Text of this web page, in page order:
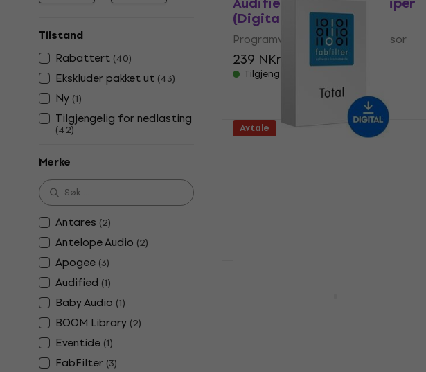
Tilstand
Rabattert (40)
Ekskluder pakket ut (43)
Ny (1)
Tilgjengelig for nedlasting
(42)
Merke
Antares (2)
Antelope Audio (2)
Apogee (3)
Audified (1)
Baby Audio (1)
BOOM Library (2)
Eventide (1)
FabFilter (3)
(Digitalt produkt)
Programvare-plugin FX-prosessor
239 NKr 259 NKr
- 8 %
Tilgjengelig for nedlasting
FabFilter Total Bundle (Digitalt
Avtale